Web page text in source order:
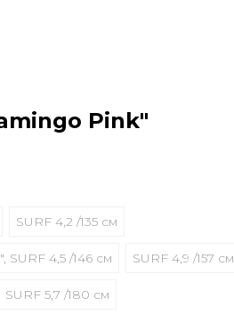
Pink"
SURF 4,2 /135 см
SURF 4,5 /146 см SURF 4,9 /157 см
SURF 5,7 /180 см